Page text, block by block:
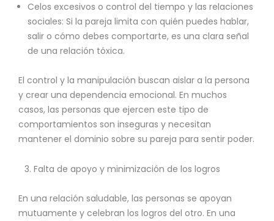
Celos excesivos o control del tiempo y las relaciones
sociales: Si la pareja limita con quién puedes hablar,
salir o cómo debes comportarte, es una clara señal
de una relación tóxica.
El control y la manipulación buscan aislar a la persona
y crear una dependencia emocional. En muchos
casos, las personas que ejercen este tipo de
comportamientos son inseguras y necesitan
mantener el dominio sobre su pareja para sentir poder.
Falta de apoyo y minimización de los logros
En una relación saludable, las personas se apoyan
mutuamente y celebran los logros del otro. En una